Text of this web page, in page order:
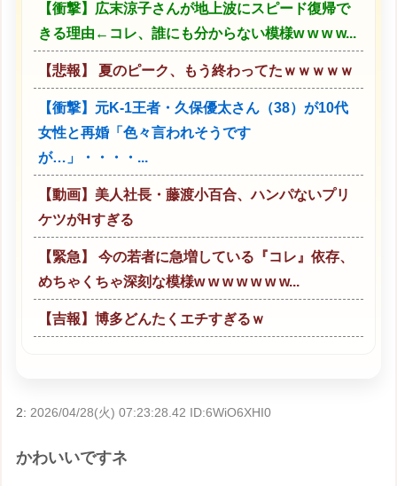
【衝撃】広末涼子さんが地上波にスピード復帰で
きる理由←コレ、誰にも分からない模様w w w w...
【悲報】 夏のピーク、もう終わってたｗｗｗｗｗ
【衝撃】元K-1王者・久保優太さん（38）が10代
女性と再婚「色々言われそうです
が…」・・・・...
【動画】美人社長・藤渡小百合、ハンパないプリ
ケツがHすぎる
【緊急】 今の若者に急増している『コレ』依存、
めちゃくちゃ深刻な模様w w w w w w w...
【吉報】博多どんたくエチすぎるｗ
2: 2026/04/28(火) 07:23:28.42 ID:6WiO6XHI0
かわいいですネ